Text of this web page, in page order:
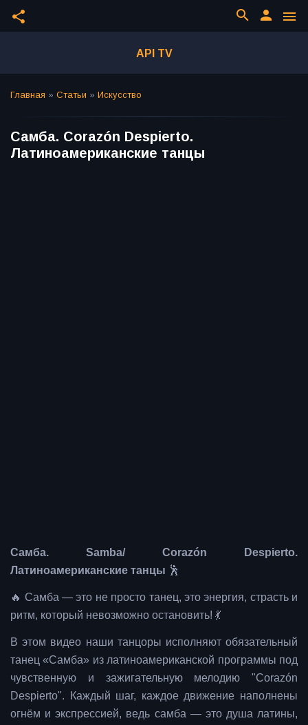
share menu
person
search
API TV
Главная » Статьи » Искусство
Самба. Corazón Despierto.
Латиноамериканские танцы
Самба. Samba/ Corazón Despierto.
Латиноамериканские танцы 🕺
🔥 Самба — это не просто танец, это энергия, страсть и
ритм, который невозможно остановить! 💃
В этом видео наши танцоры исполняют обязательный
танец «Самба» из латиноамериканской программы под
чувственную и зажигательную мелодию "Corazón
Despierto". Каждый шаг, каждое движение наполнены
огнём и экспрессией, ведь самба — это душа латины,